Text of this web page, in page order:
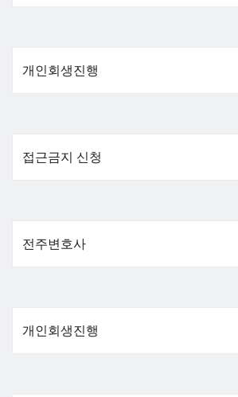
개인회생진행
접근금지 신청
전주변호사
개인회생진행